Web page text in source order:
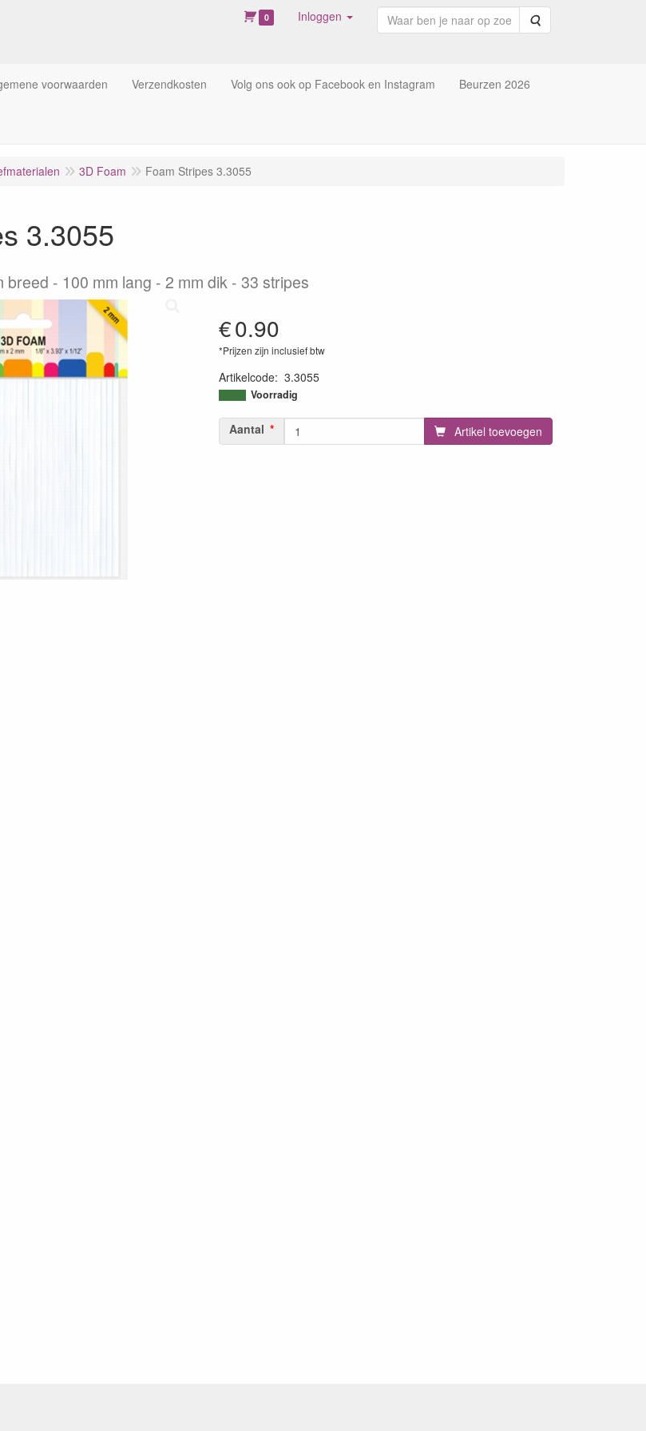
0 Inloggen Zoeken
voorwaarden Verzendkosten Volg ons ook op Facebook en Instagram Beurzen 2026
3D Foam Foam Stripes 3.3055
3.3055
breed - 100 mm lang - 2 mm dik - 33 stripes
€0.90
*Prijzen zijn inclusief btw
Artikelcode: 3.3055
8716133629958
Voorradig
Aantal Artikel toevoegen